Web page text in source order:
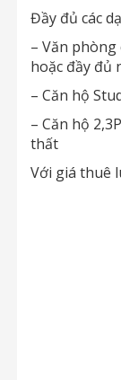
Đầy đủ các
– Văn
hoặc đầy đủ
– Căn hộ
– Căn hộ
thất
Với giá thuê